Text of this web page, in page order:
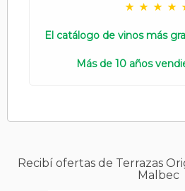
El catálogo de vinos más
Más de 10 años
Recibí ofertas de Terrazas
Malbec